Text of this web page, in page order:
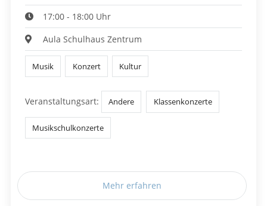
17:00 - 18:00 Uhr
Aula Schulhaus Zentrum
Musik Konzert Kultur
Veranstaltungsart: Andere Klassenkonzerte
Musikschulkonzerte
Mehr erfahren